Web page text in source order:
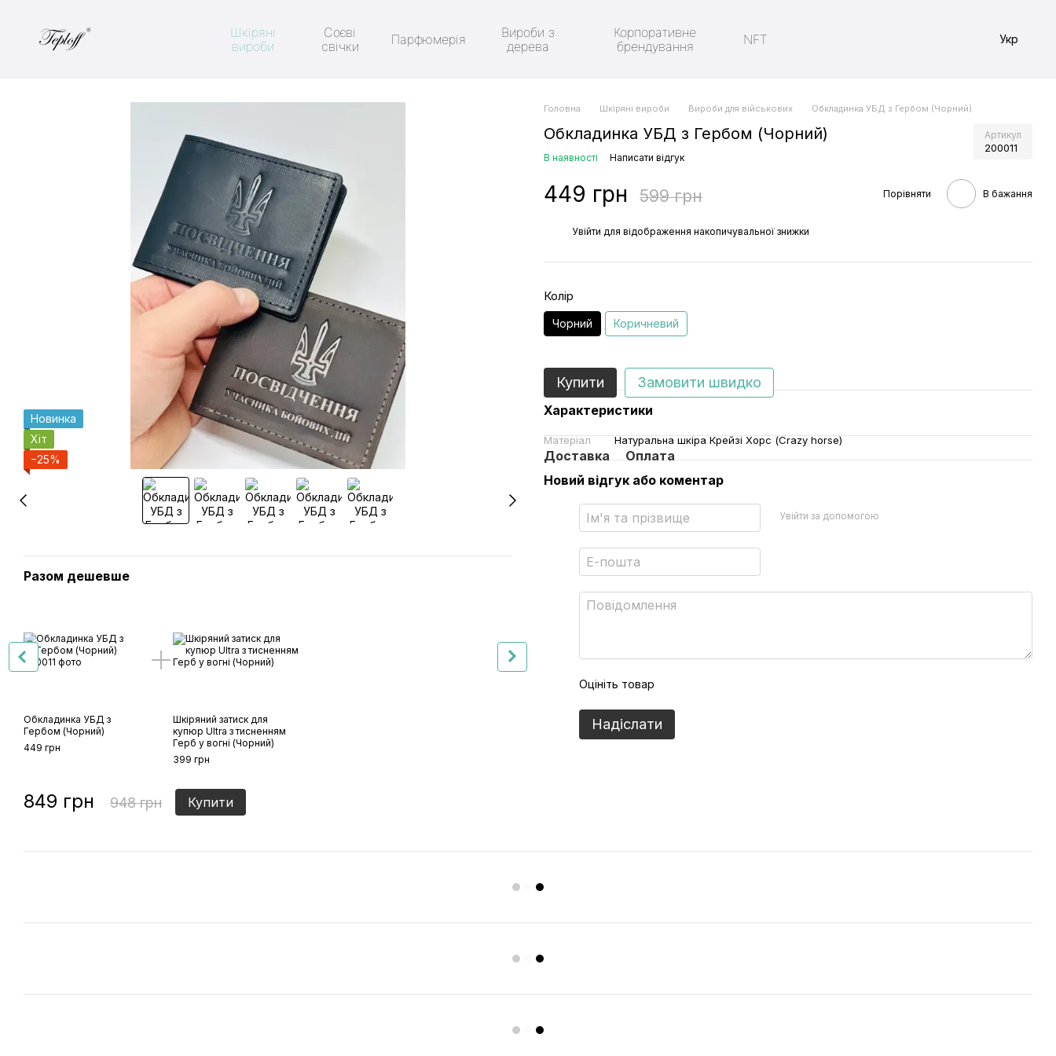
Шкіряні
вироби
Соєві
свічки
Парфюмерія
Вироби з
дерева
Корпоративне
брендування
NFT Укр
Новинка
Хіт
−25%
Разом дешевше
Обкладинка УБД з
Гербом (Чорний)
449 грн
Шкіряний затиск для
купюр Ultra з тисненням
Герб у вогні (Чорний)
399 грн
849 грн 948 грн Купити
Разом дешевше
Обкладинка УБД з
шкіра, ручна робота
Головна Шкіряні вироби Вироби для військових Обкладинка УБД з Гербом (Чорний)
Обкладинка УБД з Гербом (Чорний) Артикул
200011
В наявності Написати відгук
449 грн 599 грн Порівняти В бажання
Увійти для відображення накопичувальної знижки
Колір
Чорний Коричневий
Купити Замовити швидко
Характеристики
Матеріал Натуральна шкіра Крейзі Хорс (Crazy horse)
Доставка
Оплата
Новий відгук або коментар
Увійти за допомогою
Оцініть товар
Надіслати